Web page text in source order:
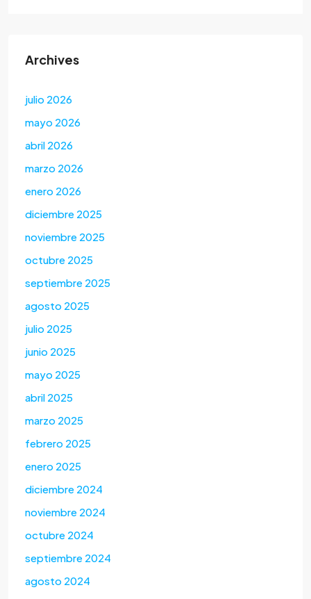
Archives
julio 2026
mayo 2026
abril 2026
marzo 2026
enero 2026
diciembre 2025
noviembre 2025
octubre 2025
septiembre 2025
agosto 2025
julio 2025
junio 2025
mayo 2025
abril 2025
marzo 2025
febrero 2025
enero 2025
diciembre 2024
noviembre 2024
octubre 2024
septiembre 2024
agosto 2024